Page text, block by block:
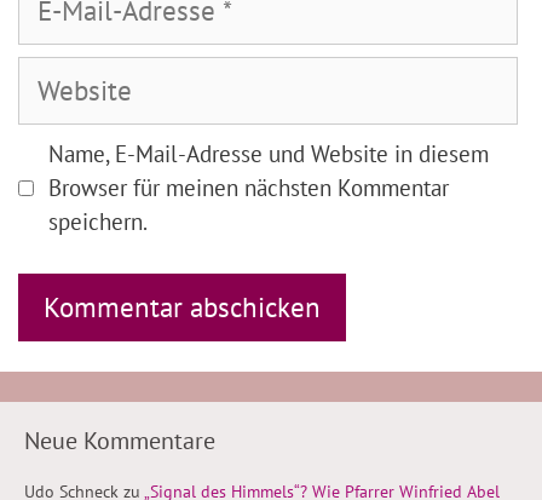
Mail-
Adresse
Name, E-Mail-Adresse und Website in diesem
Browser für meinen nächsten Kommentar
speichern.
Neue Kommentare
Udo Schneck zu „Signal des Himmels“? Wie Pfarrer Winfried Abel